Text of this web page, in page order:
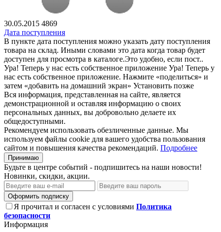
30.05.2015 4869
Дата поступления
В пункте дата поступления можно указать дату поступления
товара на склад. Иными словами это дата когда товар будет
доступен для просмотра в каталоге.Это удобно, если пост..
Ура! Теперь у нас есть собственное приложение Ура! Теперь у
нас есть собственное приложение. Нажмите «поделиться» и
затем «добавить на домашний экран» Установить позже
Вся информация, представленная на сайте, является
демонстрационной и оставляя информацию о своих
персональных данных, вы добровольно делаете их
общедоступными.
Рекомендуем использовать обезличенные данные. Мы
используем файлы cookie для вашего удобства пользования
сайтом и повышения качества рекомендаций. Подробнее
Принимаю
Будьте в центре событий - подпишитесь на наши новости!
Новинки, скидки, акции.
Оформить подписку
Я прочитал и согласен с условиями Политика
безопасности
Информация